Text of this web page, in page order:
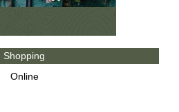
Shopping
Online